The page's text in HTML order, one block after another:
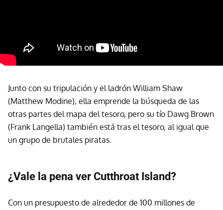
Junto con su tripulación y el ladrón William Shaw
(Matthew Modine), ella emprende la búsqueda de las
otras partes del mapa del tesoro, pero su tío Dawg Brown
(Frank Langella) también está tras el tesoro, al igual que
un grupo de brutales piratas.
¿Vale la pena ver Cutthroat Island?
Con un presupuesto de alrededor de 100 millones de